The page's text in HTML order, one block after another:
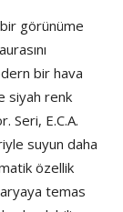
bir görünüme
bir hava
siyah renk
Seri, E.C.A.
suyun daha
özellik
temas